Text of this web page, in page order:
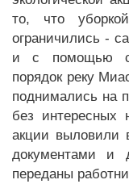
то, что
ограничились -
и с помощью
порядок реку
поднимались на
без интересных
акции выловили
документами и
переданы